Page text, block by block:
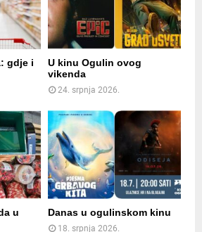
gdje i
U kinu Ogulin ovog
vikenda
24. srpnja 2026.
u
Danas u ogulinskom kinu
18. srpnja 2026.